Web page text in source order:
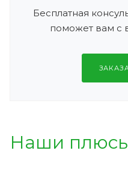
Бесплатная
поможет вам с
Наши